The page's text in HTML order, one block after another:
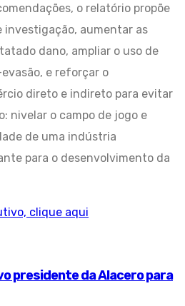
o relatório propõe
investigação, aumentar as
dano, ampliar o uso de
e reforçar o
direto e indireto para evitar
nivelar o campo de jogo e
de uma indústria
para o desenvolvimento da
clique aqui
presidente da Alacero para